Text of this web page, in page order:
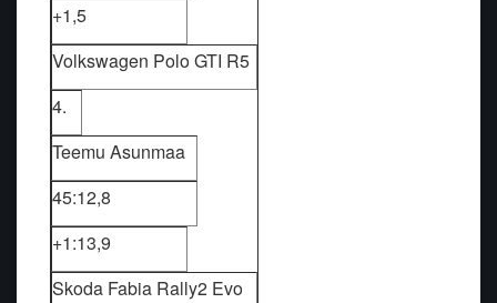
+1,5
Volkswagen Polo GTI R5
4.
Teemu Asunmaa
45:12,8
+1:13,9
Skoda Fabia Rally2 Evo